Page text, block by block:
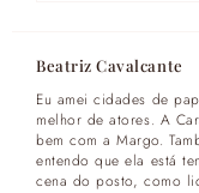
Beatriz Cavalcante
Eu amei cidades de
melhor de atores. A
bem com a Margo.
entendo que ela está
cena do posto, como